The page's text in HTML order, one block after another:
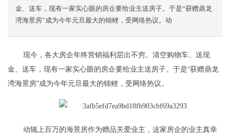
金、送车，现有一家实心眼的房企要给业主送房子。于是“获赠鼎龙
湾海景房”成为今年元旦最大的锦鲤，受网络热议。动
现今，各大房企年终营销福利层出不穷。清空购物车、送现
金、送车，现有一家实心眼的房企要给业主送房子。于是“获赠鼎龙
湾海景房”成为今年元旦最大的锦鲤，受网络热议。
动辄上百万的海景房作为赠品关爱业主，这家房企的业主真幸